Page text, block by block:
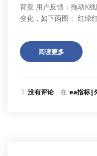
背景 用户反馈：拖动K
变化，如下两图： 红绿
阅读更多
没有评论 在 ea指标|